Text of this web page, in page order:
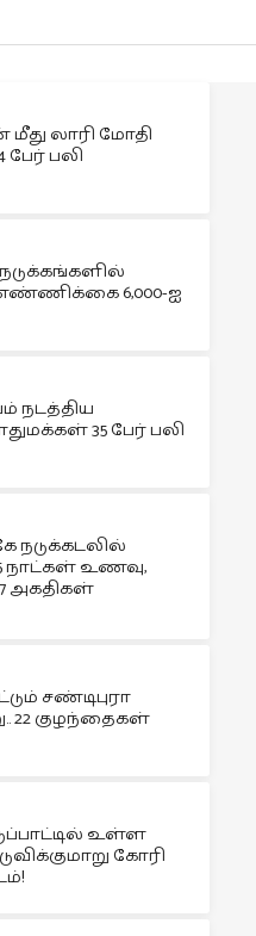
லாரி மோதி
பேர் பலி
6,000-ஐ
நடத்திய
35 பேர் பலி
நடுக்கடலில்
நாட்கள் உணவு,
அகதிகள்
சண்டிபுரா
22 குழந்தைகள்
உள்ள
கோரி